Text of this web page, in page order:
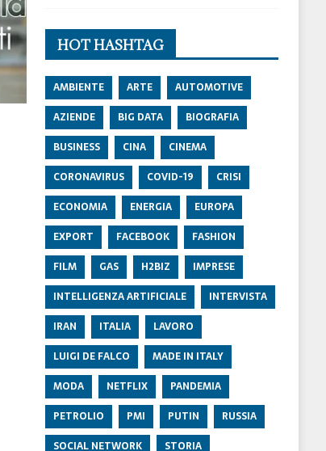
HOT HASHTAG
AMBIENTE ARTE
AUTOMOTIVE
AZIENDE
BIG DATA
BIOGRAFIA
BUSINESS
CINA
CINEMA
CORONAVIRUS
COVID-19
CRISI
ECONOMIA
ENERGIA
EUROPA
EXPORT
FACEBOOK
FASHION
FILM
GAS H2BIZ
IMPRESE
INTELLIGENZA ARTIFICIALE
INTERVISTA
IRAN
ITALIA
LAVORO
LUIGI DE FALCO
MADE IN ITALY
MODA
NETFLIX
PANDEMIA
PETROLIO
PMI PUTIN
RUSSIA
SOCIAL NETWORK
STORIA